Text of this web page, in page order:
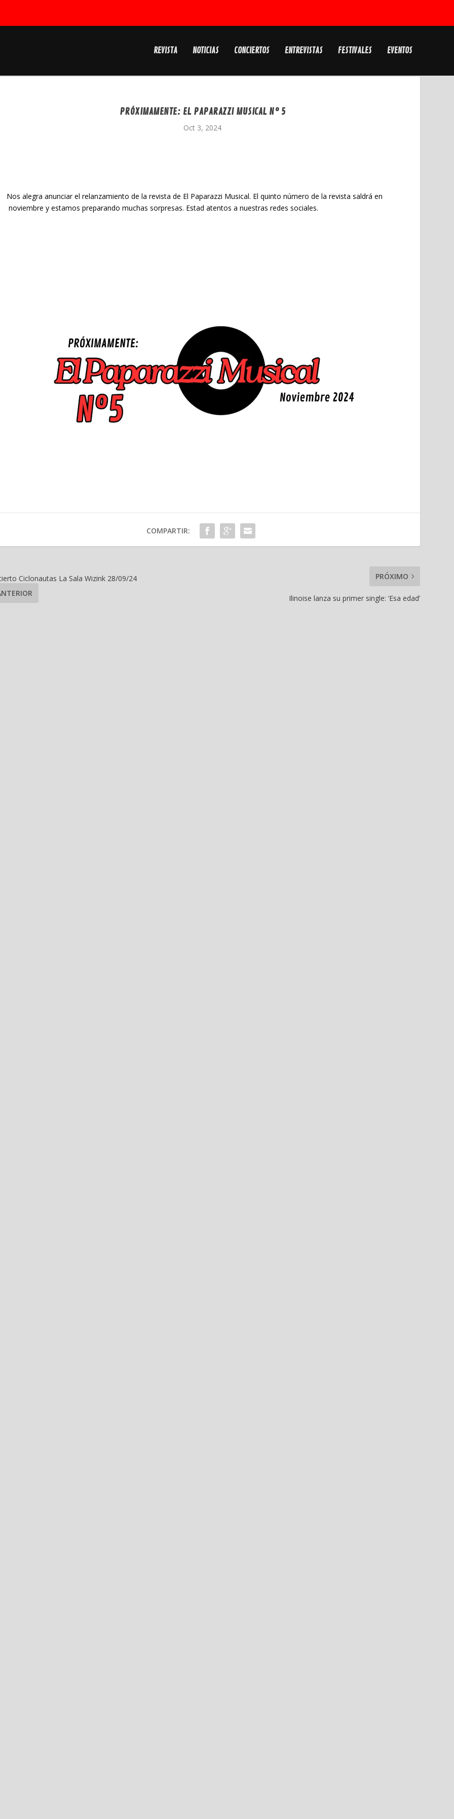
REVISTA NOTICIAS CONCIERTOS ENTREVISTAS FESTIVALES EVENTOS
PRÓXIMAMENTE: EL PAPARAZZI MUSICAL Nº 5
Oct 3, 2024
Nos alegra anunciar el relanzamiento de la revista de El Paparazzi Musical. El quinto número de la revista saldrá en
noviembre y estamos preparando muchas sorpresas. Estad atentos a nuestras redes sociales.
COMPARTIR:
Ciclonautas La Sala Wizink 28/09/24
PRÓXIMO
Ilinoise lanza su primer single: ‘Esa edad’